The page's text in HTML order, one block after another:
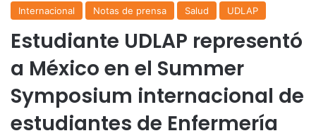
Internacional
Notas de prensa Salud UDLAP
Estudiante UDLAP representó
a México en el Summer
Symposium internacional de
estudiantes de Enfermería